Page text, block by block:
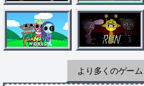
より多くのゲーム